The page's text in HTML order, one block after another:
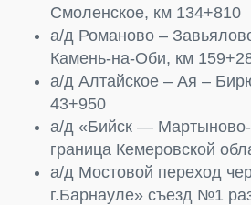
Смоленское, км 134+810
а/д Романово –
Камень-на-Оби, км
а/д Алтайское – Ая –
43+950
а/д «Бийск —
граница Кемеровской
а/д Мостовой переход
г.Барнауле» съезд №1